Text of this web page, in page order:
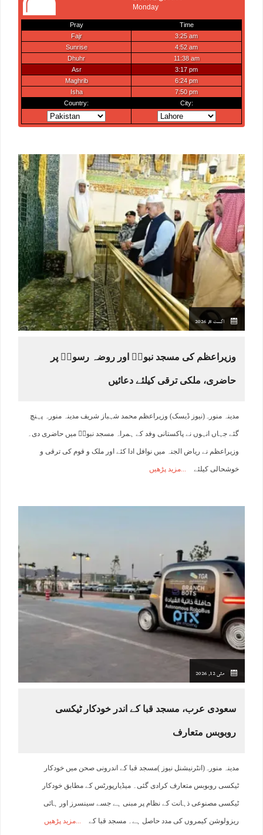
اگست 8, 2026
وزیراعظم کی مسجد نبویۖ اور روضہ رسولۖ پر
حاضری، ملکی ترقی کیلئے دعائیں
مدینہ منورہ(نیوز ڈیسک) وزیراعظم محمد شہباز شریف مدینہ منورہ پہنچ
گئے جہاں انہوں نے پاکستانی وفد کے ہمراہ مسجد نبویۖ میں حاضری دی۔
وزیراعظم نے ریاض الجنہ میں نوافل ادا کئے اور ملک و قوم کی ترقی و
خوشحالی کیلئے مزید پڑھیں
مئی 12, 2026
سعودی عرب، مسجد قبا کے اندر خودکار ٹیکسی
روبوبس متعارف
مدینہ منورہ(انٹرنیشنل نیوز )مسجد قبا کے اندرونی صحن میں خودکار
ٹیکسی روبوبس متعارف کرادی گئی۔ میڈیارپورٹس کے مطابق خودکار
ٹیکسی مصنوعی ذہانت کے نظام پر مبنی ہے جسے سینسرز اور ہائی
ریزولوشن کیمروں کی مدد حاصل ہے۔ مسجد قبا کے مزید پڑھیں